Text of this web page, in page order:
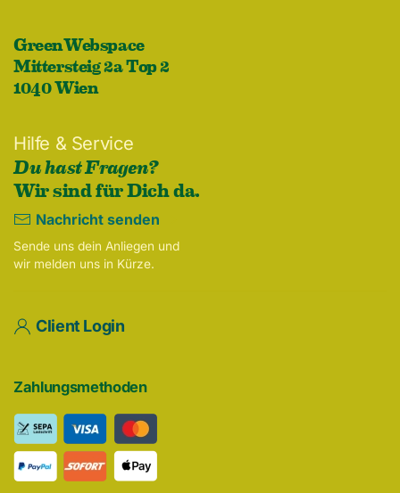
GreenWebspace
Mittersteig 2a Top 2
1040 Wien
Hilfe & Service
Du hast Fragen?
Wir sind für Dich da.
Nachricht senden
Sende uns dein Anliegen und
wir melden uns in Kürze.
Client Login
Zahlungsmethoden